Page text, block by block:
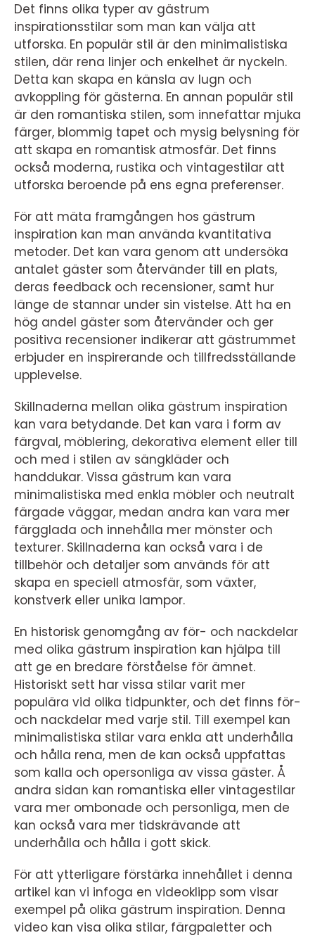
Det finns olika typer av gästrum
inspirationsstilar som man kan välja att
utforska. En populär stil är den minimalistiska
stilen, där rena linjer och enkelhet är nyckeln.
Detta kan skapa en känsla av lugn och
avkoppling för gästerna. En annan populär stil
är den romantiska stilen, som innefattar mjuka
färger, blommig tapet och mysig belysning för
att skapa en romantisk atmosfär. Det finns
också moderna, rustika och vintagestilar att
utforska beroende på ens egna preferenser.
För att mäta framgången hos gästrum
inspiration kan man använda kvantitativa
metoder. Det kan vara genom att undersöka
antalet gäster som återvänder till en plats,
deras feedback och recensioner, samt hur
länge de stannar under sin vistelse. Att ha en
hög andel gäster som återvänder och ger
positiva recensioner indikerar att gästrummet
erbjuder en inspirerande och tillfredsställande
upplevelse.
Skillnaderna mellan olika gästrum inspiration
kan vara betydande. Det kan vara i form av
färgval, möblering, dekorativa element eller till
och med i stilen av sängkläder och
handdukar. Vissa gästrum kan vara
minimalistiska med enkla möbler och neutralt
färgade väggar, medan andra kan vara mer
färgglada och innehålla mer mönster och
texturer. Skillnaderna kan också vara i de
tillbehör och detaljer som används för att
skapa en speciell atmosfär, som växter,
konstverk eller unika lampor.
En historisk genomgång av för- och nackdelar
med olika gästrum inspiration kan hjälpa till
att ge en bredare förståelse för ämnet.
Historiskt sett har vissa stilar varit mer
populära vid olika tidpunkter, och det finns för-
och nackdelar med varje stil. Till exempel kan
minimalistiska stilar vara enkla att underhålla
och hålla rena, men de kan också uppfattas
som kalla och opersonliga av vissa gäster. Å
andra sidan kan romantiska eller vintagestilar
vara mer ombonade och personliga, men de
kan också vara mer tidskrävande att
underhålla och hålla i gott skick.
För att ytterligare förstärka innehållet i denna
artikel kan vi infoga en videoklipp som visar
exempel på olika gästrum inspiration. Denna
video kan visa olika stilar, färgpaletter och